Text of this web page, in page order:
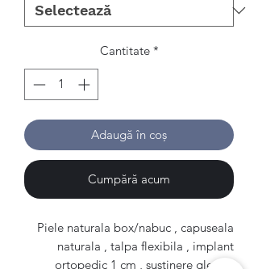
Cantitate *
Adaugă în coș
Cumpără acum
Piele naturala box/nabuc , capuseala
naturala , talpa flexibila , implant
ortopedic 1 cm , sustinere glezna.